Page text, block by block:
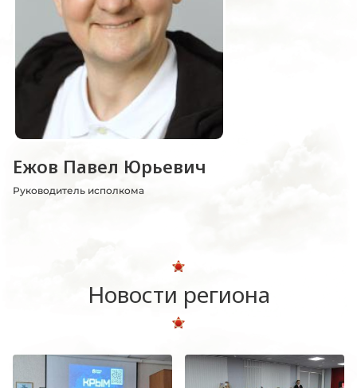
Ежов Павел Юрьевич
Руководитель исполкома
Новости региона